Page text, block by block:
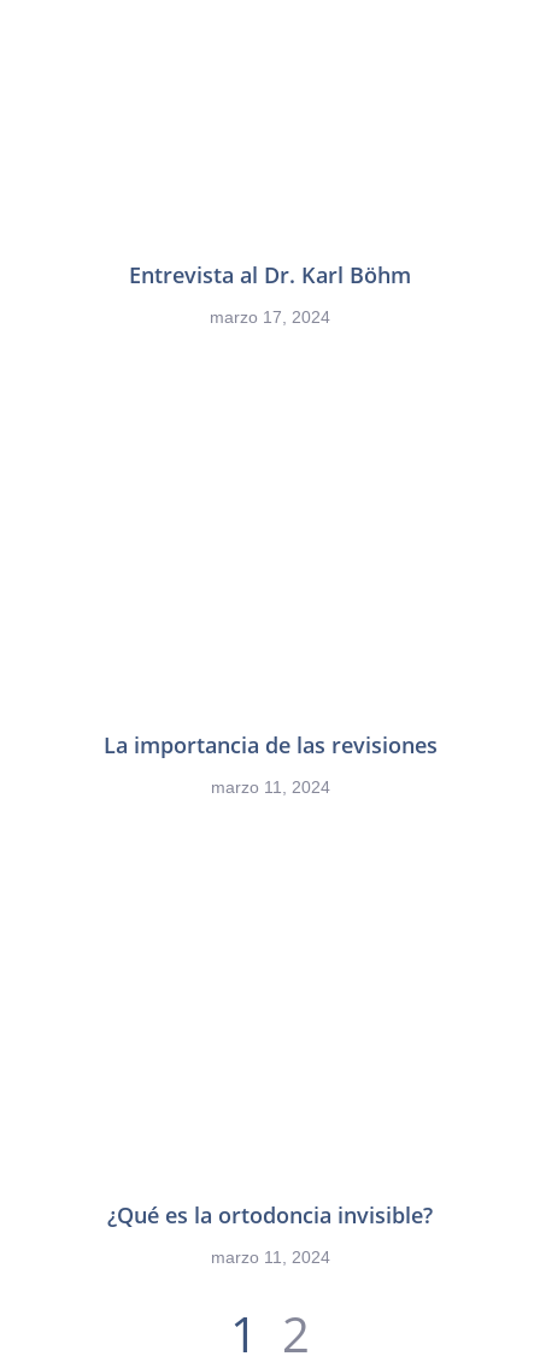
Entrevista al Dr. Karl Böhm
marzo 17, 2024
La importancia de las revisiones
marzo 11, 2024
¿Qué es la ortodoncia invisible?
marzo 11, 2024
1 2